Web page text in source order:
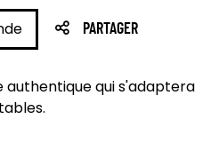
PARTAGER
authentique qui s'adaptera